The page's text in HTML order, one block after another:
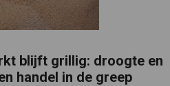
blijft grillig: droogte en
handel in de greep